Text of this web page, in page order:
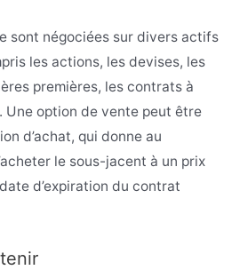
sont négociées sur divers actifs
les actions, les devises, les
premières, les contrats à
Une option de vente peut être
d’achat, qui donne au
le sous-jacent à un prix
d’expiration du contrat